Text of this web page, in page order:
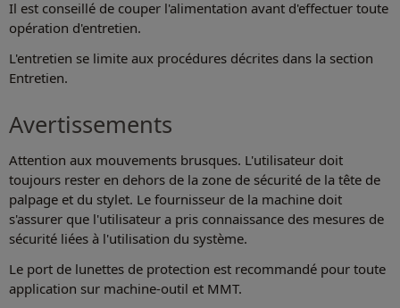
Il est conseillé de couper l'alimentation avant d'effectuer toute
opération d'entretien.
L'entretien se limite aux procédures décrites dans la section
Entretien.
Avertissements
Attention aux mouvements brusques. L'utilisateur doit
toujours rester en dehors de la zone de sécurité de la tête de
palpage et du stylet. Le fournisseur de la machine doit
s'assurer que l'utilisateur a pris connaissance des mesures de
sécurité liées à l'utilisation du système.
Le port de lunettes de protection est recommandé pour toute
application sur machine-outil et MMT.